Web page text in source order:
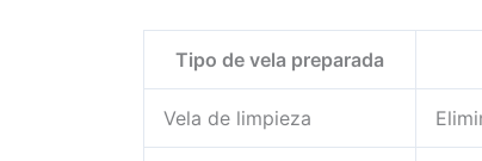
Tipo de vela preparada
Vela de limpieza